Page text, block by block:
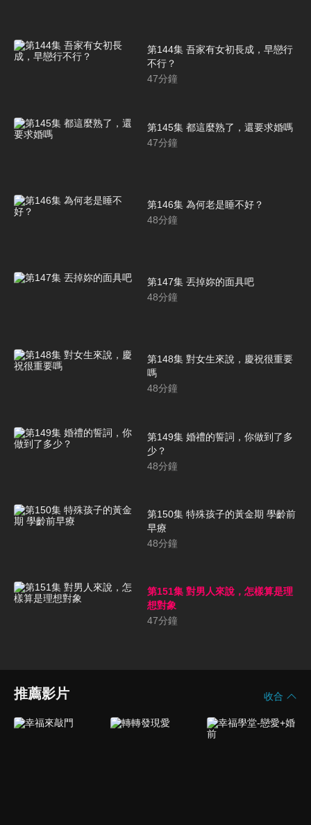
第144集 吾家有女初長成，早戀行
不行？
47分鐘
第145集 都這麼熟了，還要求婚嗎
47分鐘
第146集 為何老是睡不好？
48分鐘
第147集 丟掉妳的面具吧
48分鐘
第148集 對女生來說，慶祝很重要
嗎
48分鐘
第149集 婚禮的誓詞，你做到了多
少？
48分鐘
第150集 特殊孩子的黃金期 學齡前
早療
48分鐘
第151集 對男人來說，怎樣算是理
想對象
47分鐘
推薦影片 收合